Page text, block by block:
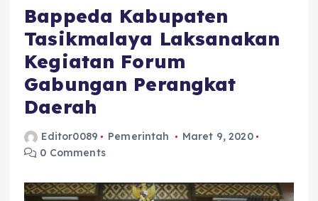
Bappeda Kabupaten
Tasikmalaya Laksanakan
Kegiatan Forum
Gabungan Perangkat
Daerah
Editor0089 Pemerintah
Maret 9, 2020
0 Comments